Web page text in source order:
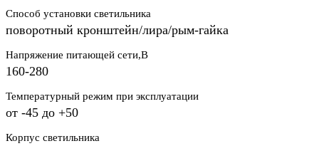
Способ установки светильника
поворотный кронштейн/лира/рым-гайка
Напряжение питающей сети,В
160-280
Температурный режим при эксплуатации
от -45 до +50
Корпус светильника